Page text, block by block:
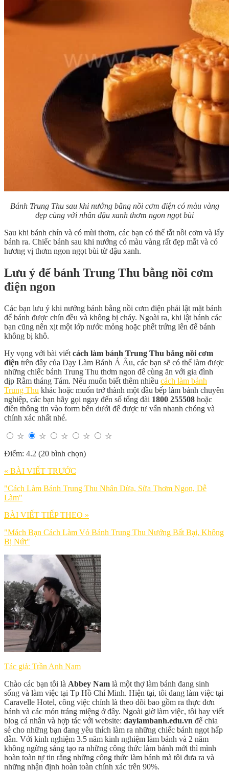
Bánh Trung Thu sau khi nướng bằng nồi cơm điện có màu vàng
đẹp cùng với nhân đậu xanh thơm ngon ngọt bùi
Sau khi bánh chín và có mùi thơm, các bạn có thể tắt nồi cơm và lấy
bánh ra. Chiếc bánh sau khi nướng có màu vàng rất đẹp mắt và có
hương vị thơm ngon ngọt bùi từ đậu xanh.
Lưu ý để bánh Trung Thu bằng nồi cơm
điện ngon
Các bạn lưu ý khi nướng bánh bằng nồi cơm điện phải lật mặt bánh
để bánh được chín đều và không bị cháy. Ngoài ra, khi lật bánh các
bạn cũng nên xịt một lớp nước mỏng hoặc phết trứng lên để bánh
không bị khô.
Hy vọng với bài viết cách làm bánh Trung Thu bằng nồi cơm
điện trên đây của Dạy Làm Bánh Á Âu, các bạn sẽ có thể làm được
những chiếc bánh Trung Thu thơm ngon để cùng ăn với gia đình
dịp Rằm tháng Tám. Nếu muốn biết thêm nhiều cách làm bánh
Trung Thu khác hoặc muốn trở thành một đầu bếp làm bánh chuyên
nghiệp, các bạn hãy gọi ngay đến số tổng đài 1800 255508 hoặc
điền thông tin vào form bên dưới để được tư vấn nhanh chóng và
chính xác nhất nhé.
☆ ☆ ☆ ☆
☆
Điểm: 4.2 (20 bình chọn)
« BÀI VIẾT TRƯỚC
"Cách Làm Bánh Trung Thu Nhân Dừa, Sữa Thơm Ngon, Dễ
Làm"
BÀI VIẾT TIẾP THEO »
"Mách Bạn Cách Làm Vỏ Bánh Trung Thu Nướng Bất Bại, Không
Bị Nứt"
Tác giả: Trần Anh Nam
Chào các bạn tôi là Abbey Nam là một thợ làm bánh đang sinh
sống và làm việc tại Tp Hồ Chí Minh. Hiện tại, tôi đang làm việc tại
Caravelle Hotel, công việc chính là theo dõi bao gồm ra thực đơn
bánh và các món tráng miệng ở đây. Ngoài giờ làm việc, tôi hay viết
blog cá nhân và hợp tác với website: daylambanh.edu.vn để chia
sẻ cho những bạn đang yêu thích làm ra những chiếc bánh ngọt hấp
dẫn. Với kinh nghiệm 3.5 năm kinh nghiệm làm bánh và 2 năm
không ngừng sáng tạo ra những công thức làm bánh mới thì mình
hoàn toàn tự tin rằng những công thức làm bánh mà tôi đưa ra và
những nhận định hoàn toàn chính xác trên 90%.